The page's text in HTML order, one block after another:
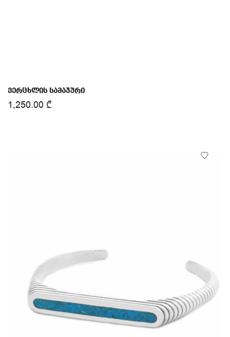
ვერცხლის სამაჯური
1,250.00 ₾